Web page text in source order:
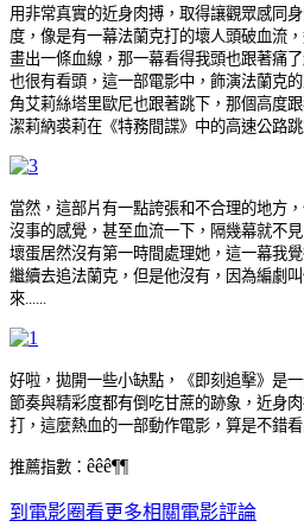
用非常真實的近身肉搏，取得讓觀眾感同
度，像是有一幕法蘭克打的壞人頭破血流
畫出一條血線，那一幕看得我頭也跟著痛
也很有看頭，這一部電影中，飾演法蘭克
角艾莉絲塔里歐尼也跟著跳下，那個高度
潔莉納裘莉在《特務間諜》中的高速公路跳
當然，這部片有一點誇張和不合理的地方
沒事的感覺，甚至血流一下，隔幾幕就不
壞蛋居然沒有第一時間處理她，這一幕我
繼續去追法蘭克，但是他沒有，因為編劇
來......
好啦，拋開一些小缺點，《即刻追擊》是
節奏與精彩度都有倒吃甘蔗的跡象，近身
打，這麼熱血的一部動作電影，算是不錯看
推薦指數： êêê¶¶
到電影圈看更多相關電影評論